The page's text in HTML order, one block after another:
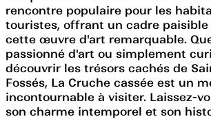
rencontre populaire pour les
touristes, offrant un cadre
cette œuvre d'art remarquable.
passionné d'art ou simplement
découvrir les trésors cachés de
Fossés, La Cruche cassée est un
incontournable à visiter. Laissez-
son charme intemporel et son